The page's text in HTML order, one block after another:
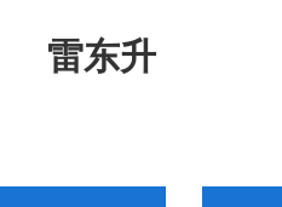
雷东升